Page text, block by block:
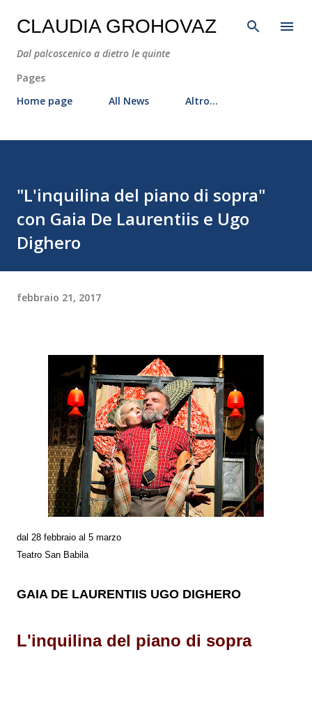
Passa ai contenuti principali
CLAUDIA GROHOVAZ
Dal palcoscenico a dietro le quinte
Pages
Home page
All News Altro…
"L'inquilina del piano di sopra"
con Gaia De Laurentiis e Ugo
Dighero
febbraio 21, 2017
dal 28 febbraio al 5 marzo
Teatro San Babila
GAIA DE LAURENTIIS UGO DIGHERO
L'inquilina del piano di sopra